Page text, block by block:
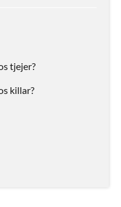
tjejer?
killar?